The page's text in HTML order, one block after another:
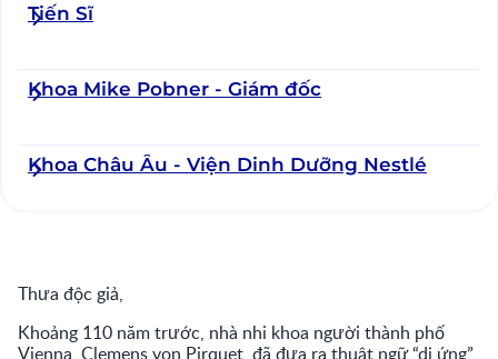
Tiến Sĩ
Khoa Mike Pobner - Giám đốc
Khoa Châu Âu - Viện Dinh Dưỡng Nestlé
Thưa độc giả,
Khoảng 110 năm trước, nhà nhi khoa người thành phố
Vienna, Clemens von Pirquet, đã đưa ra thuật ngữ “dị ứng”